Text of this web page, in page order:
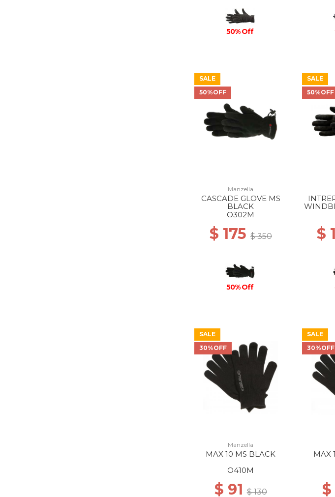
50% Off
SALE
50%OFF
Manzella
CASCADE GLOVE MS
BLACK
O302M
$ 175$ 350
50% Off
SALE
50%OFF
$
SALE
30%OFF
Manzella
MAX 10 MS BLACK
O410M
$ 91$ 130
SALE
30%OFF
MAX
$